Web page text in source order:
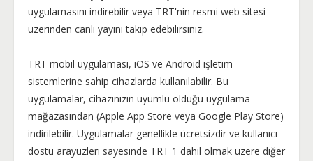
uygulamasını indirebilir veya TRT'nin resmi web sitesi
üzerinden canlı yayını takip edebilirsiniz.
TRT mobil uygulaması, iOS ve Android işletim
sistemlerine sahip cihazlarda kullanılabilir. Bu
uygulamalar, cihazınızın uyumlu olduğu uygulama
mağazasından (Apple App Store veya Google Play Store)
indirilebilir. Uygulamalar genellikle ücretsizdir ve kullanıcı
dostu arayüzleri sayesinde TRT 1 dahil olmak üzere diğer